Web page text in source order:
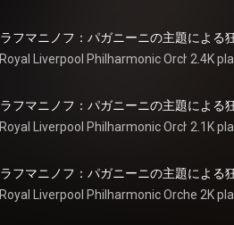
Royal Liverpool Philharmonic Orchestra,
2.4K
Royal Liverpool Philharmonic Orchestra,
2.1K
Royal Liverpool Philharmonic Orchestra,
2K